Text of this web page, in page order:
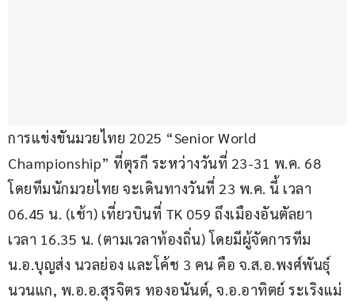
การแข่งขันมวยไทย 2025 “Senior World
Championship” ที่ตุรกี ระหว่างวันที่ 23-31 พ.ค. 68
โดยทีมนักมวยไทย จะเดินทางวันที่ 23 พ.ค. นี้ เวลา
06.45 น. (เช้า) เที่ยวบินที่ TK 059 ถึงเมืองอันตัลยา
เวลา 16.35 น. (ตามเวลาท้องถิ่น) โดยมีผู้จัดการทีม
น.อ.บุญส่ง นวลย่อง และโค้ช 3 คน คือ จ.ส.อ.พงศ์พันธุ์
นวนแก, พ.อ.อ.สุรจิตร ทองอนันต์, จ.อ.อาทิตย์ ระเริงแม่